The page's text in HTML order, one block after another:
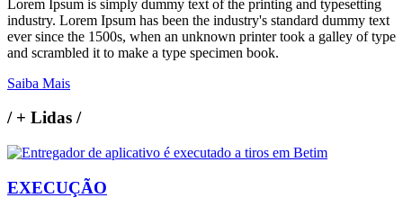
Lorem Ipsum is simply dummy text of the printing and typesetting
industry. Lorem Ipsum has been the industry's standard dummy text
ever since the 1500s, when an unknown printer took a galley of type
and scrambled it to make a type specimen book.
Saiba Mais
/+ Lidas /
EXECUÇÃO